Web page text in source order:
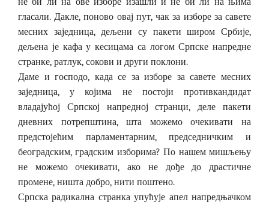
гласали. Дакле, поново овај пут, чак за изборе за савете
месних заједница, дељени су пакети широм Србије,
дељена је кафа у кесицама са логом Српске напредне
странке, ратлук, сокови и други поклони.
Даме и господо, када се за изборе за савете месних
заједница, у којима не постоји противкандидат
владајућој Српској напредној странци, деле пакети
дневних потрепштина, шта можемо очекивати на
предстојећим парламентарним, председничким и
београдским, градским изборима? По нашем мишљењу
не можемо очекивати, ако не дође до драстичне
промене, ништа добро, нити поштено.
Српска радикална странка упућује апел напредњачком